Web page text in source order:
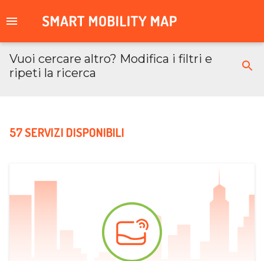
Vuoi cercare altro? Modifica i filtri e
ripeti la ricerca
57 SERVIZI DISPONIBILI